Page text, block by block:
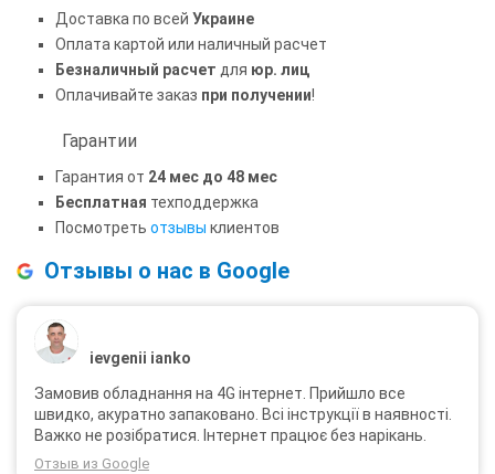
Доставка по всей Украине
Оплата картой или наличный расчет
Безналичный расчет для юр. лиц
Оплачивайте заказ при получении!
Гарантии
Гарантия от 24 мес до 48 мес
Бесплатная техподдержка
Посмотреть отзывы клиентов
Отзывы о нас в Google
ievgenii ianko
Замовив обладнання на 4G інтернет. Прийшло все
швидко, акуратно запаковано. Всі інструкції в наявності.
Важко не розібратися. Інтернет працює без нарікань.
Отзыв из Google